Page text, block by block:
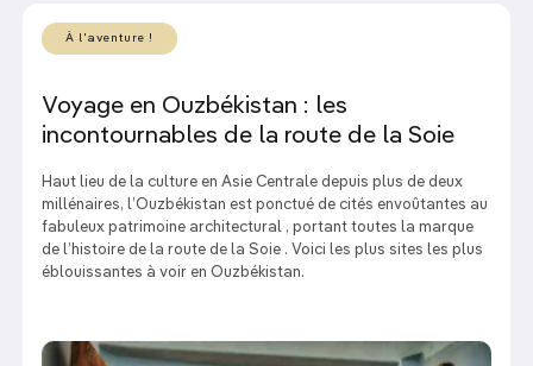
À l'aventure !
Voyage en Ouzbékistan : les
incontournables de la route de la Soie
Haut lieu de la culture en Asie Centrale depuis plus de deux
millénaires, l’Ouzbékistan est ponctué de cités envoûtantes au
fabuleux patrimoine architectural , portant toutes la marque
de l’histoire de la route de la Soie . Voici les plus sites les plus
éblouissantes à voir en Ouzbékistan.